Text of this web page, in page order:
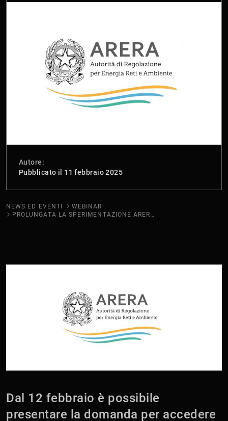
Autore:
Pubblicato il 11 febbraio 2025
NEWS ED EVENTI
WEBINAR
PROLUNGATA LA SPERIMENTAZIONE ARERA 541 PER LA RICARICA DEI VEICOLI ELETTRICI NELLE FASCE ORARIE NOTTURNE E FESTIVE
Dal 12 febbraio è possibile
presentare la domanda per accedere